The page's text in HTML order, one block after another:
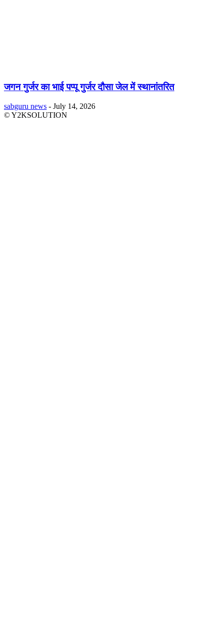
जगन गुर्जर का भाई पप्पू गुर्जर दौसा जेल में स्थानांतरित
sabguru news - July 14, 2026
© Y2KSOLUTION